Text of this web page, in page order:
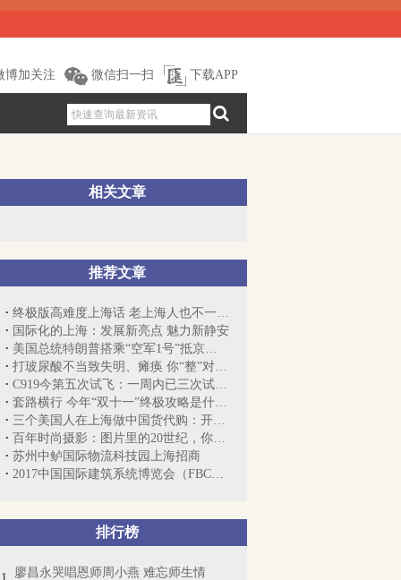
博加关注 微信扫一扫 下载APP
相关文章
推荐文章
终极版高难度上海话 老上海人也不一定都知道
国际化的上海：发展新亮点 魅力新静安
美国总统特朗普搭乘“空军1号”抵京，开...
打玻尿酸不当致失明、瘫痪 你“整”对了吗？
C919今第五次试飞：一周内已三次试飞，之...
套路横行 今年“双十一”终极攻略是什么...
三个美国人在上海做中国货代购：开网站一...
百年时尚摄影：图片里的20世纪，你偏爱哪...
苏州中鲈国际物流科技园上海招商
2017中国国际建筑系统博览会（FBC博览会...
排行榜
廖昌永哭唱恩师周小燕 难忘师生情